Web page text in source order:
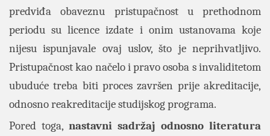
predviđa obaveznu pristupačnost u prethodnom
periodu su licence izdate i onim ustanovama koje
nijesu ispunjavale ovaj uslov, što je neprihvatljivo.
Pristupačnost kao načelo i pravo osoba s invaliditetom
ubuduće treba biti proces završen prije akreditacije,
odnosno reakreditacije studijskog programa.
Pored toga, nastavni sadržaj odnosno literatura